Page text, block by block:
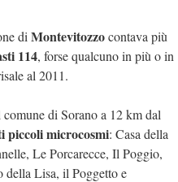
di Montevitozzocontava più
114, forse qualcuno in più o in
al 2011.
di Sorano a 12 km dal
piccoli microcosmi: Casa della
Le Porcarecce, Il Poggio,
della Lisa, il Poggetto e